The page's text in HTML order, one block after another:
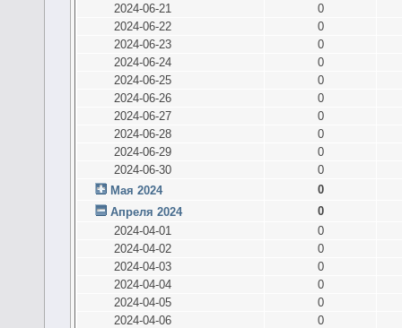
2024-06-21
0
2024-06-22
0
2024-06-23
0
2024-06-24
0
2024-06-25
0
2024-06-26
0
2024-06-27
0
2024-06-28
0
2024-06-29
0
2024-06-30
0
Мая 2024
0
Апреля 2024
0
2024-04-01
0
2024-04-02
0
2024-04-03
0
2024-04-04
0
2024-04-05
0
2024-04-06
0